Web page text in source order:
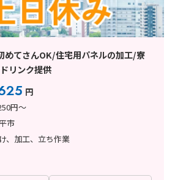
めてさんOK/住宅用パネルの加工/寮
リンク提供
円
円～
市
、加工、立ち作業